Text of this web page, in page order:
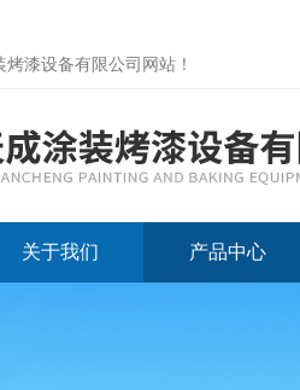
烤漆设备有限公司网站 ！
关于我们 产品中心